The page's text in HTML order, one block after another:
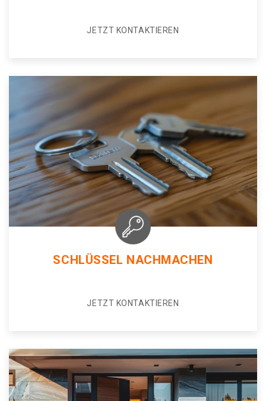
JETZT KONTAKTIEREN
SCHLÜSSEL NACHMACHEN
JETZT KONTAKTIEREN